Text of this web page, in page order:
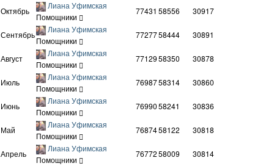
Октябрь
Лиана Уфимская
Помощники
77431 58556 30917
Сентябрь
Лиана Уфимская
Помощники
7727758444 30891
Август
Лиана Уфимская
Помощники
7712958350 30878
Июль
Лиана Уфимская
Помощники
7698758314 30860
Июнь
Лиана Уфимская
Помощники
7699058241 30836
Май
Лиана Уфимская
Помощники
7687458122 30818
Апрель
Лиана Уфимская
Помощники
7677258009 30814